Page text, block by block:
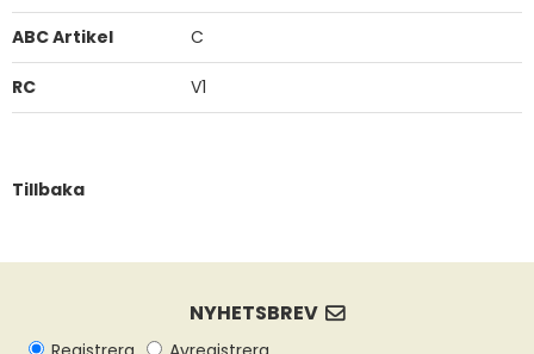
ABC Artikel C
RC V1
Tillbaka